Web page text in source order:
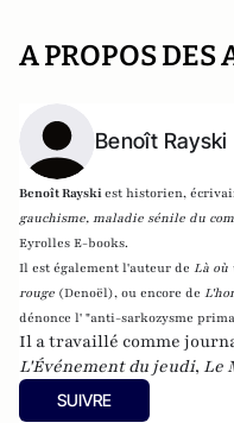
A PROPOS DES
Benoît Rayski
Benoît Rayskiest historien,
gauchisme, maladie sénile du
Eyrolles E-books.
Il est également l'auteur de Là où
rouge (Denoël), ou encore de
dénonce l' "anti-sarkozysme
Il a travaillé comme
L'Événement du jeudi, Le
SUIVRE